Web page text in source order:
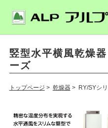
竪型水平横風乾燥
ーズ
トップページ > 乾燥器> RY/SYシ